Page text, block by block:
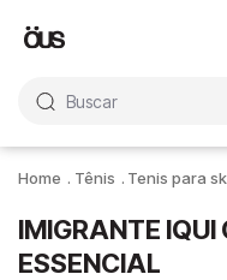
Tênis Tenis para
IMIGRANTE
ESSENCIAL